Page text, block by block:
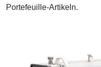
Portefeuille-Artikeln.